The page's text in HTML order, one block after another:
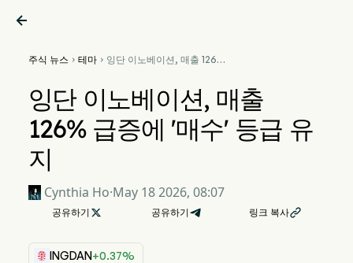

주식 뉴스  테마 잉단 이노베이션, 매출 126%
잉단 이노베이션, 매출
126% 급증에 '매수' 등급 유
지
Cynthia Ho·May 18 2026, 08:07
공유하기  공유하기 링크 복사
INGDAN+0.37%